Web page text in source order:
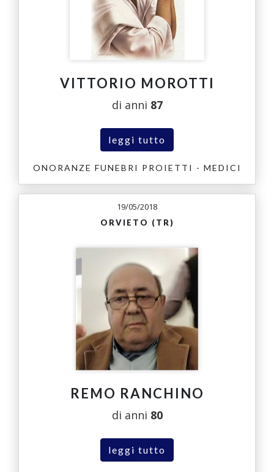
VITTORIO MOROTTI
di anni 87
leggi tutto
ONORANZE FUNEBRI PROIETTI - MEDICI
19/05/2018
ORVIETO (TR)
REMO RANCHINO
di anni 80
leggi tutto